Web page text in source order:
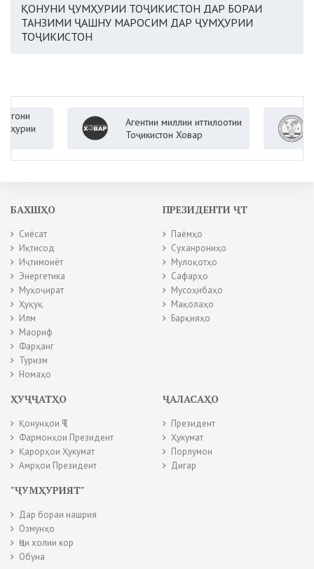
ҚОНУНИ ҶУМҲУРИИ ТОҶИКИСТОН ДАР БОРАИ
ТАНЗИМИ ҶАШНУ МАРОСИМ ДАР ҶУМҲУРИИ
ТОҶИКИСТОН
Агентии миллии иттилоотии
Тоҷикистон Ховар
БАХШҲО
Сиёсат
Иқтисод
Иҷтимоиёт
Энергетика
Муҳоҷират
Ҳуқуқ
Илм
Маориф
Фарҳанг
Туризм
Номаҳо
ПРЕЗИДЕНТИ ҶТ
Паёмҳо
Суханрониҳо
Мулоқотҳо
Сафарҳо
Мусоҳибаҳо
Мақолаҳо
Барқияҳо
ҲУҶҶАТҲО
Қонунҳои ҶТ
Фармонҳои Президент
Қарорҳои Ҳукумат
Амрҳои Президент
ҶАЛАСАҲО
Президент
Ҳукумат
Порлумон
Дигар
"ҶУМҲУРИЯТ"
Дар бораи нашрия
Озмунҳо
Ҷои холии кор
Обуна